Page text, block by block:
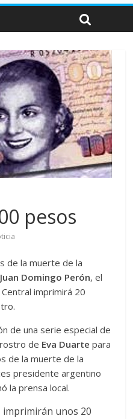
pesos
de la muerte de la
Juan Domingo Perón, el
imprimirá 20
de una serie especial de
de Eva Duarte para
de la muerte de la
presidente argentino
la prensa local.
imprimirán unos 20